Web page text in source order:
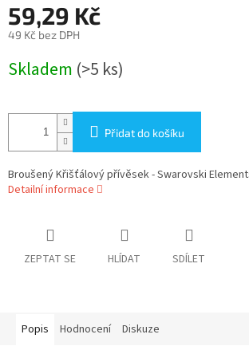
59,29 Kč
49 Kč bez DPH
cena:
Skladem (>5 ks)
Přidat do košíku
Broušený Křišťálový přívěsek - Swarovski
Detailní informace
ZEPTAT SE HLÍDAT SDÍLET
Popis Hodnocení Diskuze